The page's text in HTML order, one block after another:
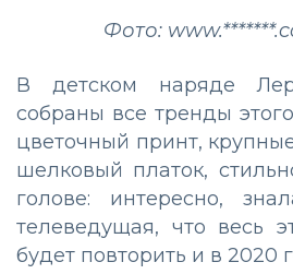
Фото:
В детском наряде
собраны все тренды
цветочный принт,
шелковый платок,
голове: интересно,
телеведущая, что весь
будет повторить и в 2020